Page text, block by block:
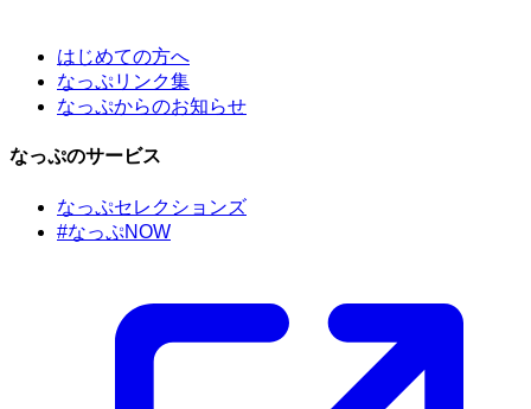
はじめての方へ
なっぷリンク集
なっぷからのお知らせ
なっぷのサービス
なっぷセレクションズ
#なっぷNOW